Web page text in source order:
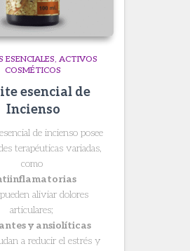
ESENCIALES ACTIVOS
COSMÉTICOS
esencial de
Incienso
de incienso posee
terapéuticas variadas,
como
aliviar dolores
articulares;
y ansiolíticas
a reducir el estrés y